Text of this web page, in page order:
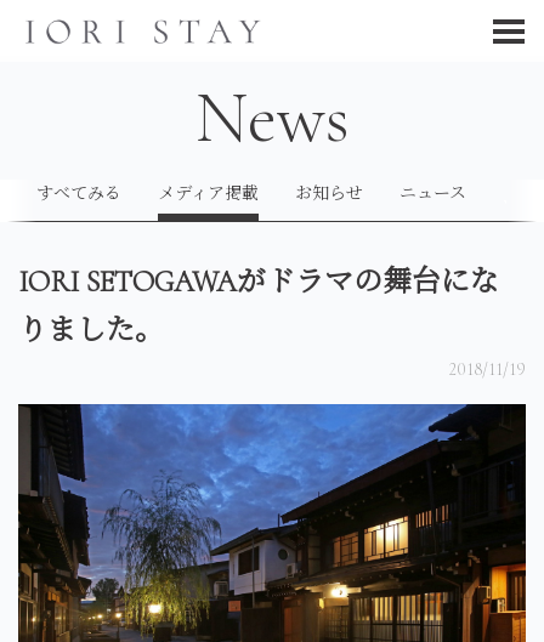
News
すべてみる メディア掲載 お知らせ ニュース
IORI SETOGAWAがドラマの舞台にな
りました。
2018/11/19